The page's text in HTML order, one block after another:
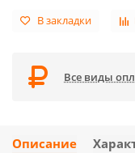
В закладки
Все виды
Описание